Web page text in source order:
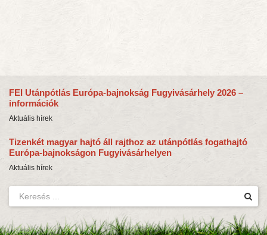
FEI Utánpótlás Európa-bajnokság Fugyivásárhely 2026 –
információk
Aktuális hírek
Tizenkét magyar hajtó áll rajthoz az utánpótlás fogathajtó
Európa-bajnokságon Fugyivásárhelyen
Aktuális hírek